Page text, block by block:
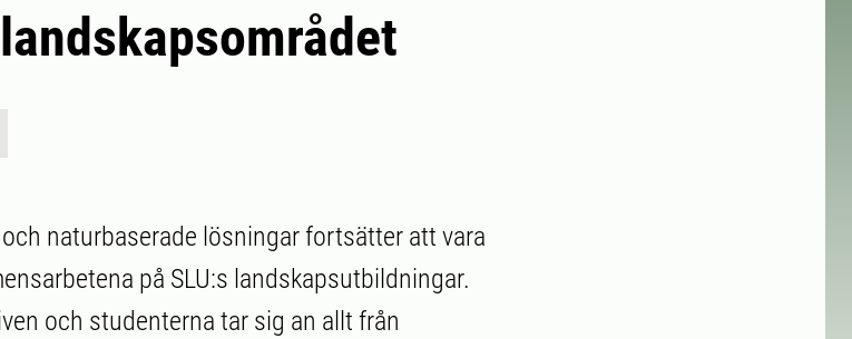
naturbaserade lösningar fortsätter att vara
på SLU:s landskapsutbildningar.
och studenterna tar sig an allt från